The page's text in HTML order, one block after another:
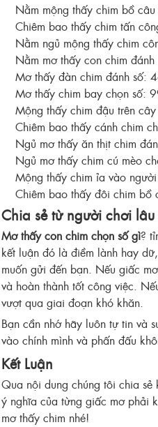
Nằm mộng thấy chim bồ
Chiêm bao thấy chim tấn
Nằm ngủ mộng thấy chim
Nằm mơ thấy con chim
Mơ thấy đàn chim đánh số:
Mơ thấy chim bay chọn số:
Mộng thấy chim đậu trên
Chiêm bao thấy cánh chim
Ngủ mơ thấy ăn thịt chim
Ngủ mơ thấy chim cú mèo
Mộng thấy chim ỉa vào
Chiêm bao thấy đôi chim
Chia sẻ từ người chơi
Mơ thấy con chim chọn số gì?
kết luận đó là điềm lành hay
muốn gửi đến bạn. Nếu giấc
và hoàn thành tốt công việc.
vượt qua giai đoạn khó khăn.
Bạn cần nhớ hãy luôn tự tin và
vào chính mình và phấn đấu
Kết Luận
Qua nội dung chúng tôi chia sẻ
ý nghĩa của từng giấc mơ phải
mơ thấy chim nhé!